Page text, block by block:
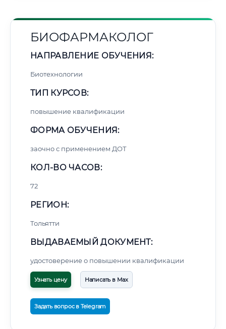
БИОФАРМАКОЛОГ
НАПРАВЛЕНИЕ ОБУЧЕНИЯ:
Биотехнологии
ТИП КУРСОВ:
повышение квалификации
ФОРМА ОБУЧЕНИЯ:
заочно с применением ДОТ
КОЛ-ВО ЧАСОВ:
72
РЕГИОН:
Тольятти
ВЫДАВАЕМЫЙ ДОКУМЕНТ:
удостоверение о повышении квалификации
Узнать цену Написать в Max
Задать вопрос в Telegram